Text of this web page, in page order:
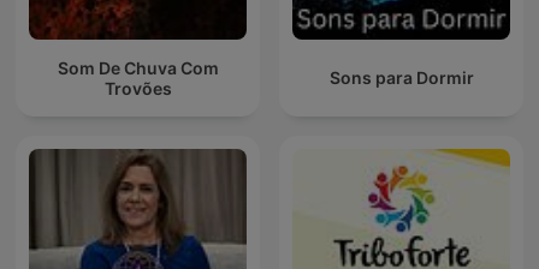
Som De Chuva Com
Trovões
Sons para Dormir